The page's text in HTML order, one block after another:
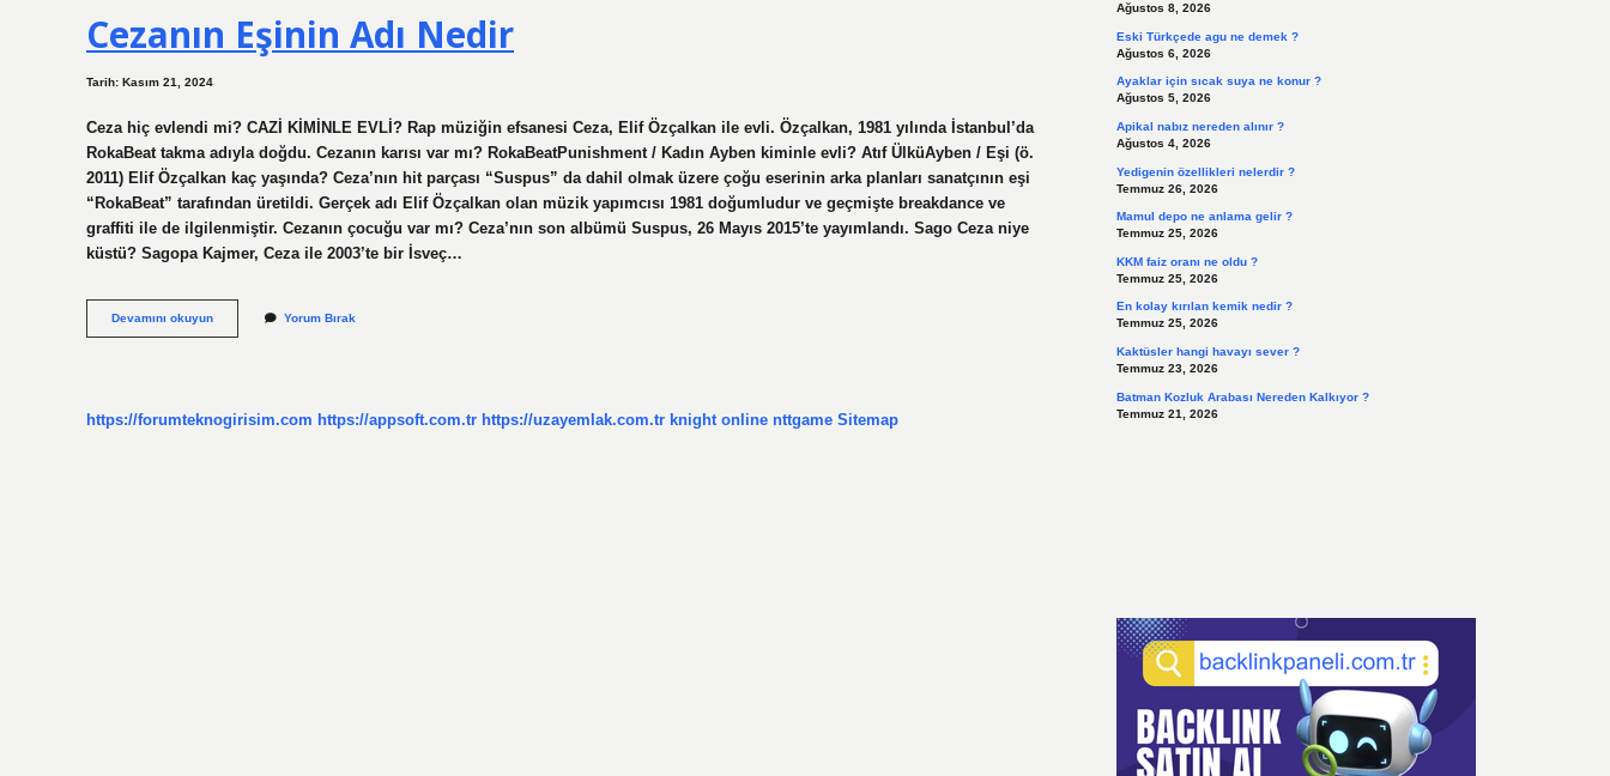
Cezanın Eşinin Adı Nedir
Tarih: Kasım 21, 2024
Ceza hiç evlendi mi? CAZİ KİMİNLE EVLİ? Rap müziğin efsanesi Ceza, Elif Özçalkan ile evli. Özçalkan, 1981 yılında İstanbul’da
RokaBeat takma adıyla doğdu. Cezanın karısı var mı? RokaBeatPunishment / Kadın Ayben kiminle evli? Atıf ÜlküAyben / Eşi (ö.
2011) Elif Özçalkan kaç yaşında? Ceza’nın hit parçası “Suspus” da dahil olmak üzere çoğu eserinin arka planları sanatçının eşi
“RokaBeat” tarafından üretildi. Gerçek adı Elif Özçalkan olan müzik yapımcısı 1981 doğumludur ve geçmişte breakdance ve
graffiti ile de ilgilenmiştir. Cezanın çocuğu var mı? Ceza’nın son albümü Suspus, 26 Mayıs 2015’te yayımlandı. Sago Ceza niye
küstü? Sagopa Kajmer, Ceza ile 2003’te bir İsveç…
Devamını okuyunCezanın
Eşinin
Yorum Bırak
https://forumteknogirisim.com https://appsoft.com.tr https://uzayemlak.com.tr knight online nttgame Sitemap
Ağustos 8, 2026
Eski Türkçede agu ne demek ?
Ağustos 6, 2026
Ayaklar için sıcak suya ne konur ?
Ağustos 5, 2026
Apikal nabız nereden alınır ?
Ağustos 4, 2026
Yedigenin özellikleri nelerdir ?
Temmuz 26, 2026
Mamul depo ne anlama gelir ?
Temmuz 25, 2026
KKM faiz oranı ne oldu ?
Temmuz 25, 2026
En kolay kırılan kemik nedir ?
Temmuz 25, 2026
Kaktüsler hangi havayı sever ?
Temmuz 23, 2026
Batman Kozluk Arabası Nereden Kalkıyor ?
Temmuz 21, 2026